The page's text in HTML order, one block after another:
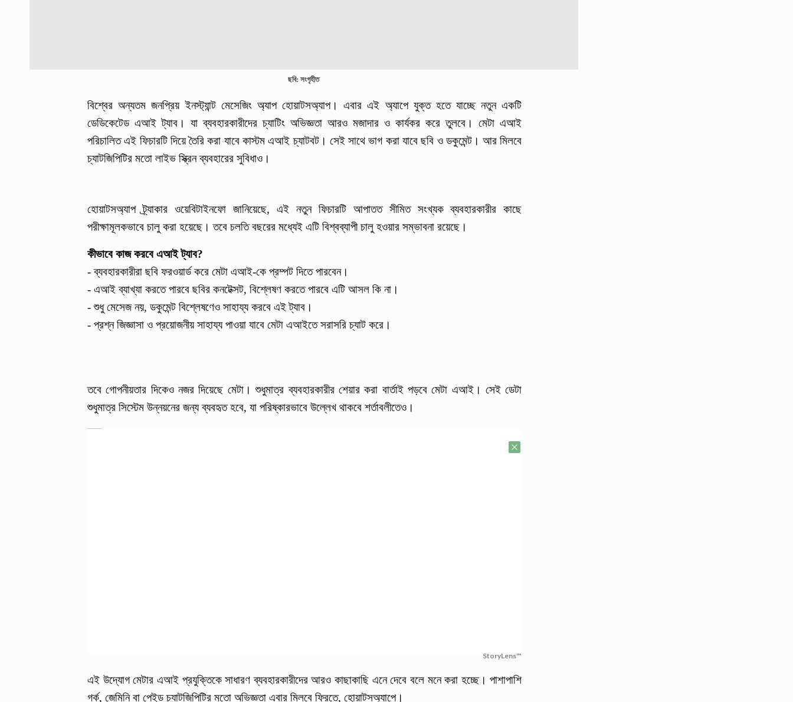
ছবি: সংগৃহীত
বিশ্বের অন্যতম জনপ্রিয় ইনস্ট্যান্ট মেসেজিং অ্যাপ হোয়াটসঅ্যাপ। এবার এই অ্যাপে যুক্ত হতে যাচ্ছে নতুন একটি
ডেডিকেটেড এআই ট্যাব। যা ব্যবহারকারীদের চ্যাটিং অভিজ্ঞতা আরও মজাদার ও কার্যকর করে তুলবে। মেটা এআই
পরিচালিত এই ফিচারটি দিয়ে তৈরি করা যাবে কাস্টম এআই চ্যাটবট। সেই সাথে ভাগ করা যাবে ছবি ও ডকুমেন্ট। আর মিলবে
চ্যাটজিপিটির মতো লাইভ স্ক্রিন ব্যবহারের সুবিধাও।
হোয়াটসঅ্যাপ ট্র্যাকার ওয়েবিটাইনফো জানিয়েছে, এই নতুন ফিচারটি আপাতত সীমিত সংখ্যক ব্যবহারকারীর কাছে
পরীক্ষামূলকভাবে চালু করা হয়েছে। তবে চলতি বছরের মধ্যেই এটি বিশ্বব্যাপী চালু হওয়ার সম্ভাবনা রয়েছে।
কীভাবে কাজ করবে এআই ট্যাব?
- ব্যবহারকারীরা ছবি ফরওয়ার্ড করে মেটা এআই-কে প্রম্পট দিতে পারবেন।
- এআই ব্যাখ্যা করতে পারবে ছবির কনটেক্সট, বিশ্লেষণ করতে পারবে এটি আসল কি না।
- শুধু মেসেজ নয়, ডকুমেন্ট বিশ্লেষণেও সাহায্য করবে এই ট্যাব।
- প্রশ্ন জিজ্ঞাসা ও প্রয়োজনীয় সাহায্য পাওয়া যাবে মেটা এআইতে সরাসরি চ্যাট করে।
তবে গোপনীয়তার দিকেও নজর দিয়েছে মেটা। শুধুমাত্র ব্যবহারকারীর শেয়ার করা বার্তাই পড়বে মেটা এআই। সেই ডেটা
শুধুমাত্র সিস্টেম উন্নয়নের জন্য ব্যবহৃত হবে, যা পরিষ্কারভাবে উল্লেখ থাকবে শর্তাবলীতেও।
StoryLens™
এই উদ্যোগ মেটার এআই প্রযুক্তিকে সাধারণ ব্যবহারকারীদের আরও কাছাকাছি এনে দেবে বলে মনে করা হচ্ছে। পাশাপাশি
গর্ক, জেমিনি বা পেইড চ্যাটজিপিটির মতো অভিজ্ঞতা এবার মিলবে ফ্রিতে, হোয়াটসঅ্যাপে।